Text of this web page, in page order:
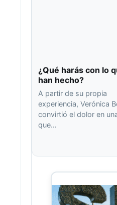
¿Qué harás con lo
han hecho?
A partir de su propia
experiencia, Verónica
convirtió el dolor en
que…